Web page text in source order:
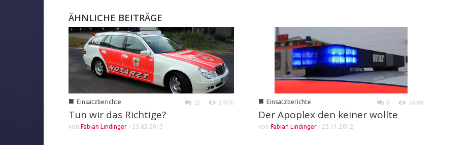
ÄHNLICHE BEITRÄGE
■ Einsatzberichte 11 17670
Tun wir das Richtige?
von Fabian Lindinger - 25.03.2013
■ Einsatzberichte 6 14266
Der Apoplex den keiner wollte
von Fabian Lindinger- 25.11.2012